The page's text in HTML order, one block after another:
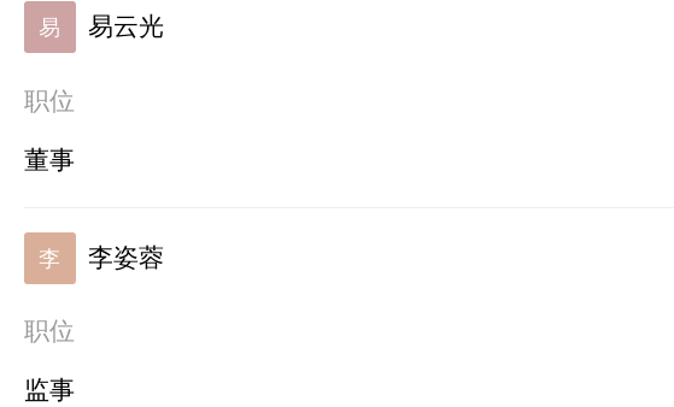
易 易云光
职位
董事
李 李姿蓉
职位
监事